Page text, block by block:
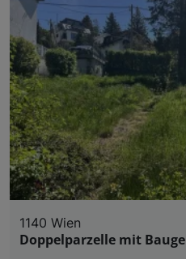
1140 Wien
Doppelparzelle mit